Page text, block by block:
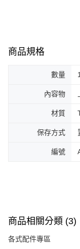
商品規格
數量
內容物
材質
保存方式
編號
商品相關分類 (3)
各式配件專區